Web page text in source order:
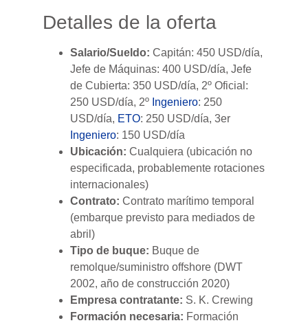
Detalles de la oferta
Salario/Sueldo: Capitán: 450 USD/día,
Jefe de Máquinas: 400 USD/día, Jefe
de Cubierta: 350 USD/día, 2º Oficial:
250 USD/día, 2º Ingeniero: 250
USD/día, ETO: 250 USD/día, 3er
Ingeniero: 150 USD/día
Ubicación: Cualquiera (ubicación no
especificada, probablemente rotaciones
internacionales)
Contrato: Contrato marítimo temporal
(embarque previsto para mediados de
abril)
Tipo de buque: Buque de
remolque/suministro offshore (DWT
2002, año de construcción 2020)
Empresa contratante: S. K. Crewing
Formación necesaria: Formación